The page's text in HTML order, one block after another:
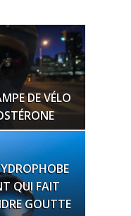
DE VÉLO
QUI FAIT
GOUTTE